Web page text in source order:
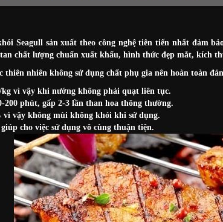
Seagull sản xuất theo công nghệ tiên tiến nhất đảm
chất lượng chuẩn xuất khẩu, hình thức đẹp mắt, kích
thiên nhiên không sử dụng chất phụ gia nên hoàn toàn
kg vì vậy khi nướng không phải quạt liên tục.
200 phút, gấp 2-3 lần than hoa thông thường.
vậy không mùi không khói khi sử dụng.
cho việc sử dụng vô cùng thuận tiện.​